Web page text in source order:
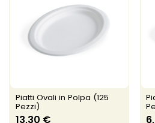
Piatti Ovali in Polpa (125
Pezzi)
13,30 €